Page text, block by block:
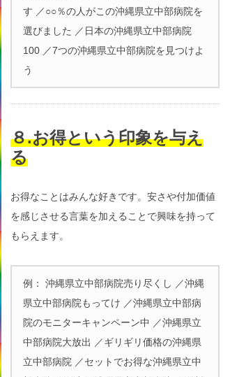
す ／○○％の人がこの沖縄県立中部病院を
選びました ／日本の沖縄県立中部病院
100 ／7つの沖縄県立中部病院を見つけよ
う
８.お得という印象を与え
る
お得なことはみんな好きです。安さや付加価値
を感じさせる言葉を加えることで興味を持って
もらえます。
例： 沖縄県立中部病院売り尽くし ／沖縄
県立中部病院もってけ ／沖縄県立中部病
院のモニターキャンペーン中 ／沖縄県立
中部病院大放出 ／ギリギリ価格の沖縄県
立中部病院 ／セットでお得な沖縄県立中